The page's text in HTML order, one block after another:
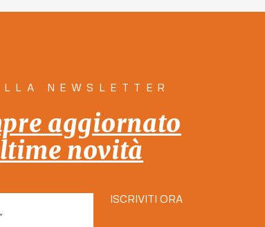
NEWSLETTER
aggiornato
novità
ISCRIVITI ORA